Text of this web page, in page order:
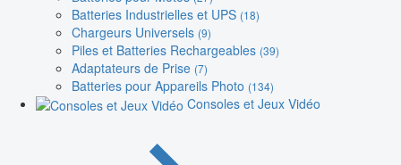
Batteries Industrielles et UPS (18)
Chargeurs Universels (9)
Piles et Batteries Rechargeables (39)
Adaptateurs de Prise (7)
Batteries pour Appareils Photo (134)
Consoles et Jeux Vidéo